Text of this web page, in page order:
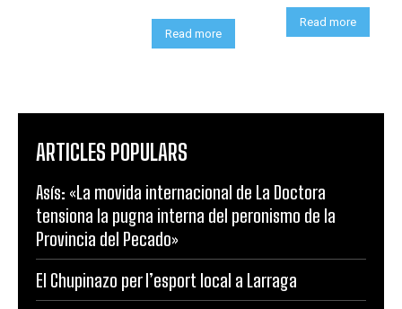
Read more
Read more
ARTICLES POPULARS
Asís: «La movida internacional de La Doctora
tensiona la pugna interna del peronismo de la
Provincia del Pecado»
El Chupinazo per l’esport local a Larraga